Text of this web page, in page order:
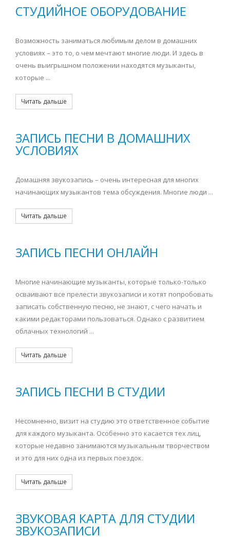
СТУДИЙНОЕ ОБОРУДОВАНИЕ
Возможность заниматься любимым делом в домашних
условиях – это то, о чем мечтают многие люди. И здесь в
очень выигрышном положении находятся музыканты,
которые ...
Читать дальше
ЗАПИСЬ ПЕСНИ В ДОМАШНИХ
УСЛОВИЯХ
Домашняя звукозапись – очень интересная для многих
начинающих музыкантов тема обсуждения. Многие люди ...
Читать дальше
ЗАПИСЬ ПЕСНИ ОНЛАЙН
Многие начинающие музыканты, которые только-только
осваивают все прелести звукозаписи и хотят попробовать
записать собственную песню, не знают, с чего начать и
какими редакторами пользоваться. Однако с развитием
облачных технологий ...
Читать дальше
ЗАПИСЬ ПЕСНИ В СТУДИИ
Несомненно, визит на студию это ответственное событие
для каждого музыканта. Особенно это касается тех лиц,
которые недавно занимаются музыкальным творчеством
и это для них одна из первых поездок.
Читать дальше
ЗВУКОВАЯ КАРТА ДЛЯ СТУДИИ
ЗВУКОЗАПИСИ